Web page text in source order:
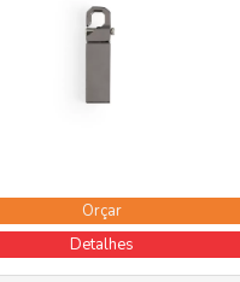
Orçar
Detalhes